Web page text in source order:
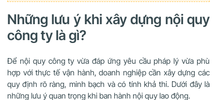
Những lưu ý khi xây dựng nội quy
công ty là gì?
Để nội quy công ty vừa đáp ứng yêu cầu pháp lý vừa phù
hợp với thực tế vận hành, doanh nghiệp cần xây dựng các
quy định rõ ràng, minh bạch và có tính khả thi. Dưới đây là
những lưu ý quan trọng khi ban hành nội quy lao động.